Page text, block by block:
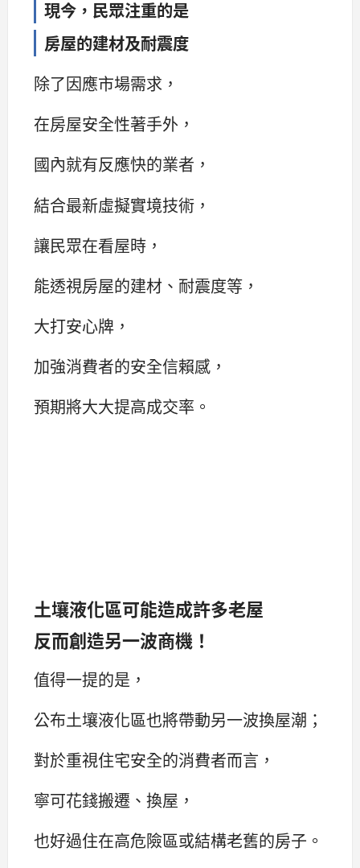
現今，民眾注重的是
房屋的建材及耐震度
除了因應市場需求，
在房屋安全性著手外，
國內就有反應快的業者，
結合最新虛擬實境技術，
讓民眾在看屋時，
能透視房屋的建材、耐震度等，
大打安心牌，
加強消費者的安全信賴感，
預期將大大提高成交率。
土壤液化區可能造成許多老屋
反而創造另一波商機！
值得一提的是，
公布土壤液化區也將帶動另一波換屋潮；
對於重視住宅安全的消費者而言，
寧可花錢搬遷、換屋，
也好過住在高危險區或結構老舊的房子。